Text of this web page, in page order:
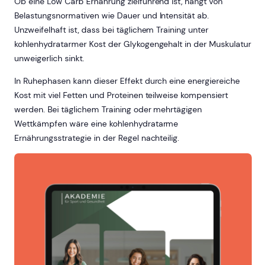
Belastungsnormativen wie Dauer und Intensität ab.
Unzweifelhaft ist, dass bei täglichem Training unter
kohlenhydratarmer Kost der Glykogengehalt in der Muskulatur
unweigerlich sinkt.
In Ruhephasen kann dieser Effekt durch eine energiereiche
Kost mit viel Fetten und Proteinen teilweise kompensiert
werden. Bei täglichem Training oder mehrtägigen
Wettkämpfen wäre eine kohlenhydratarme
Ernährungsstrategie in der Regel nachteilig.